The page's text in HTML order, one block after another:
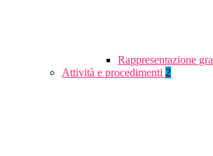
Rappresentazione
Attività e procedimenti 2